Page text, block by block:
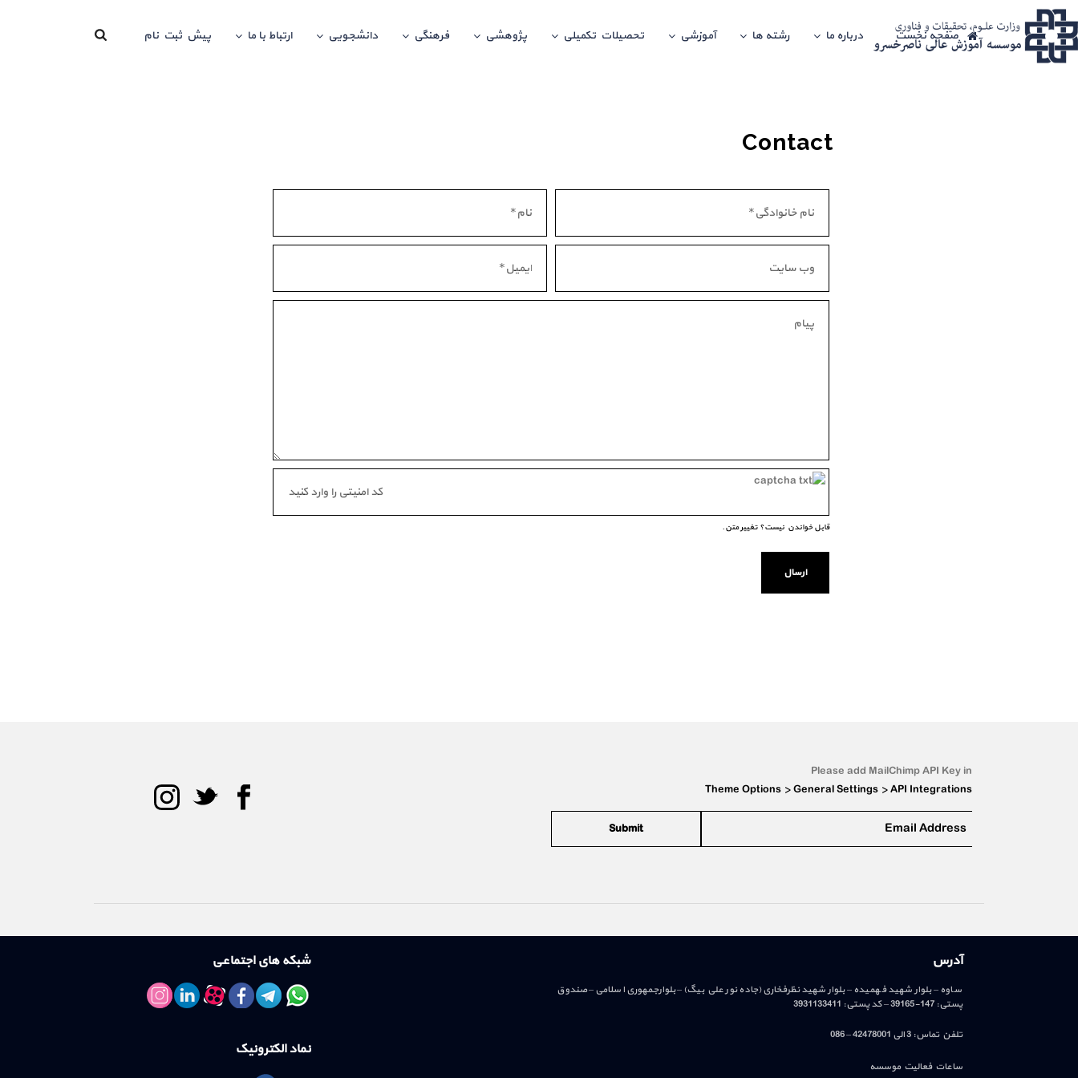
صفحه نخست درباره ما رشته ها آموزشی تحصیلات تکمیلی پژوهشی فرهنگی دانشجویی ارتباط با ما پیش ثبت نام
Contact
قابل خواندن نیست؟ تغییر متن.
ارسال
Please add MailChimp API Key in
Theme Options > General Settings > API Integrations
Submit
شبکه های اجتماعی
نماد الکترونیک
آدرس
ساوه – بلوار شهید فهمیده – بلوار شهید نظرفخاری(جاده نور علی بیگ) – بلوارجمهوری اسلامی – صندوق
پستی: 147-39165 – کد پستی: 3931133411
تلفن تماس: 3 الی 42478001 – 086
ساعات فعالیت موسسه